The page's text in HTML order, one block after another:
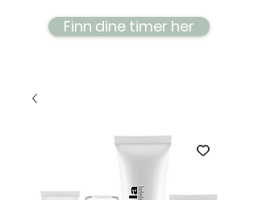
Finn dine timer her